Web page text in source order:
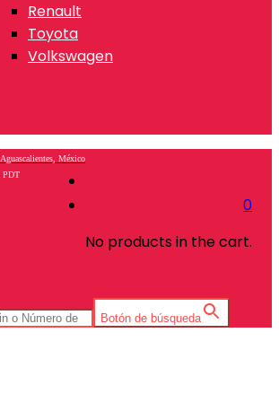
Renault
Toyota
Volkswagen
0
No products in the cart.
México
PDT
Botón de búsqueda